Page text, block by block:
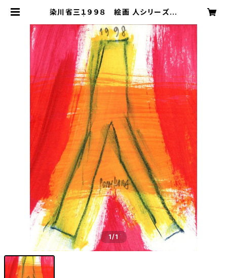
染川省三１９９８ 絵画 人シリーズ 5
1/1